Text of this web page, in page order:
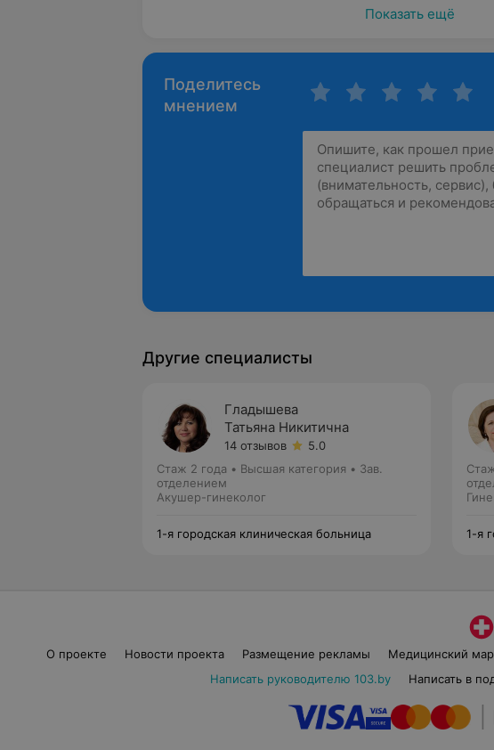
Показать ещё
Поделитесь
мнением
Другие специалисты
Гладышева
Татьяна Никитична
14 отзывов
5.0
Стаж 2 года • Высшая категория • Зав.
отделением
Акушер-гинеколог
1-я городская клиническая больница 1-я
О проекте Новости проекта Размещение рекламы Медицинский
Написать руководителю 103.by
Написать в